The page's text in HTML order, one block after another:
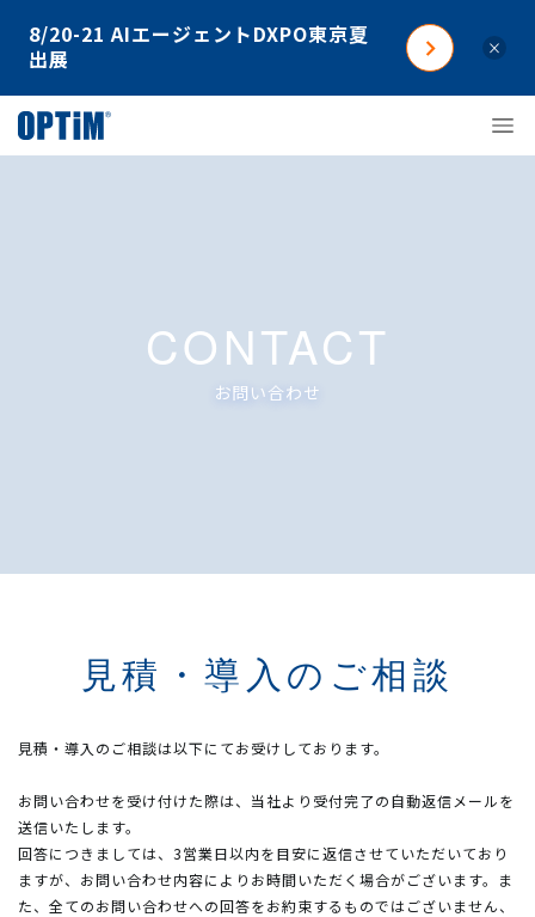
8/20-21 AIエージェントDXPO東京夏
出展
×
CONTACT
お問い合わせ
見積・導入のご相談
見積・導入のご相談は以下にてお受けしております。
お問い合わせを受け付けた際は、当社より受付完了の自動返信メールを
送信いたします。
回答につきましては、3営業日以内を目安に返信させていただいており
ますが、お問い合わせ内容によりお時間いただく場合がございます。ま
た、全てのお問い合わせへの回答をお約束するものではございません、